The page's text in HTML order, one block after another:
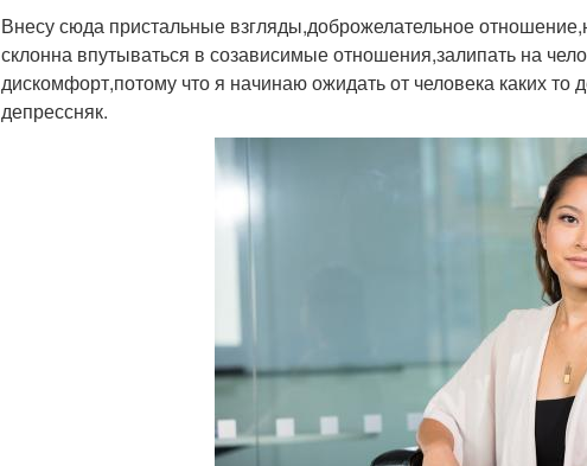
Внесу сюда пристальные взгляды,доброжелательное
склонна впутываться в созависимые отношения,залипать на
дискомфорт,потому что я начинаю ожидать от человека каких то
депрессняк.